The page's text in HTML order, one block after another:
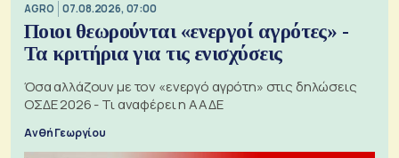
AGRO 07.08.2026, 07:00
Ποιοι θεωρούνται «ενεργοί αγρότες» -
Τα κριτήρια για τις ενισχύσεις
Όσα αλλάζουν με τον «ενεργό αγρότη» στις δηλώσεις
ΟΣΔΕ 2026 - Τι αναφέρει η ΑΑΔΕ
Ανθή Γεωργίου